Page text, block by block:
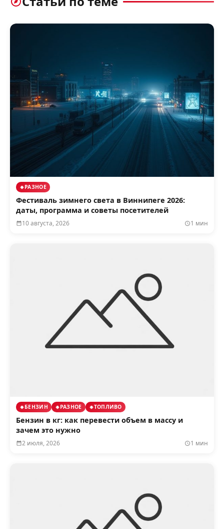
РАЗНОЕ
Фестиваль зимнего света в Виннипеге 2026:
даты, программа и советы посетителей
10 августа, 2026 1 мин
БЕНЗИН РАЗНОЕ ТОПЛИВО
Бензин в кг: как перевести объем в массу и
зачем это нужно
2 июля, 2026 1 мин